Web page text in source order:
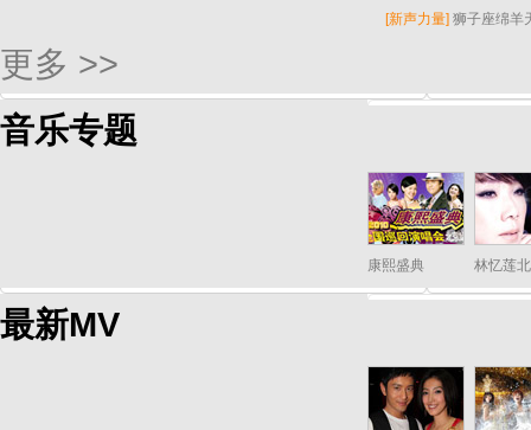
[新声力量] 狮子座绵羊
更多 >>
音乐专题
康熙盛典 林忆莲
最新MV